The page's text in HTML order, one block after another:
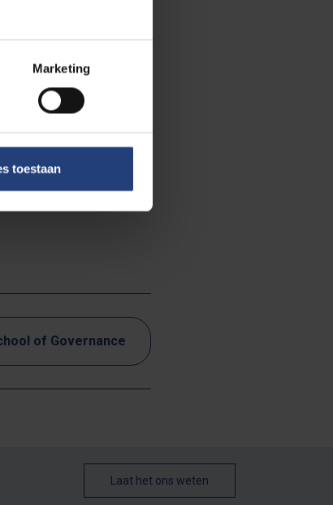
Marketing
toestaan
over
of Governance
Laat het ons weten